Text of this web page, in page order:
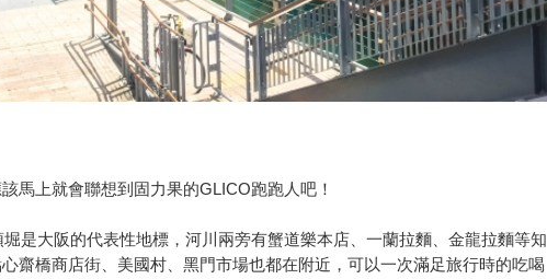
馬上就會聯想到固力果的GLICO跑跑人吧！
是大阪的代表性地標，河川兩旁有蟹道樂本店、一蘭拉麵、金龍拉麵等知
齋橋商店街、美國村、黑門市場也都在附近，可以一次滿足旅行時的吃喝